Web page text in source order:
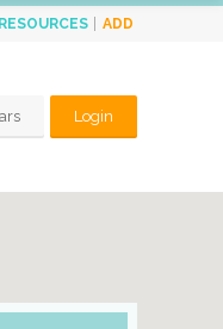
RESOURCES ADD
Login